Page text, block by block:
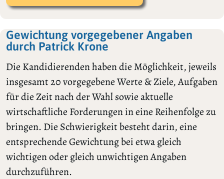
Gewichtung vorgegebener Angaben
durch Patrick Krone
Die Kandidierenden haben die Möglichkeit, jeweils
insgesamt 20 vorgegebene Werte & Ziele, Aufgaben
für die Zeit nach der Wahl sowie aktuelle
wirtschaftliche Forderungen in eine Reihenfolge zu
bringen. Die Schwierigkeit besteht darin, eine
entsprechende Gewichtung bei etwa gleich
wichtigen oder gleich unwichtigen Angaben
durchzuführen.